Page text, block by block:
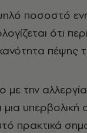
ποσοστό
ότι
πέψης
με την
μια
πρακτικά